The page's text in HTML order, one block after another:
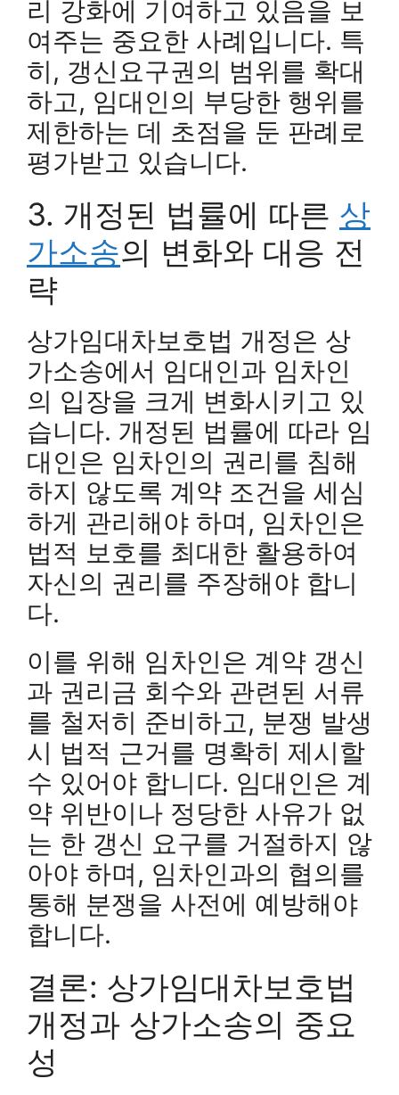
리 강화에 기여하고 있음을 보
여주는 중요한 사례입니다. 특
히, 갱신요구권의 범위를 확대
하고, 임대인의 부당한 행위를
제한하는 데 초점을 둔 판례로
평가받고 있습니다.
3. 개정된 법률에 따른 상
가소송의 변화와 대응 전
략
상가임대차보호법 개정은 상
가소송에서 임대인과 임차인
의 입장을 크게 변화시키고 있
습니다. 개정된 법률에 따라 임
대인은 임차인의 권리를 침해
하지 않도록 계약 조건을 세심
하게 관리해야 하며, 임차인은
법적 보호를 최대한 활용하여
자신의 권리를 주장해야 합니
다.
이를 위해 임차인은 계약 갱신
과 권리금 회수와 관련된 서류
를 철저히 준비하고, 분쟁 발생
시 법적 근거를 명확히 제시할
수 있어야 합니다. 임대인은 계
약 위반이나 정당한 사유가 없
는 한 갱신 요구를 거절하지 않
아야 하며, 임차인과의 협의를
통해 분쟁을 사전에 예방해야
합니다.
결론: 상가임대차보호법
개정과 상가소송의 중요
성